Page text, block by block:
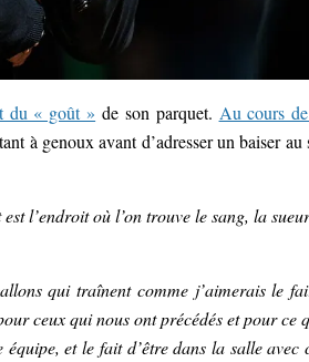
du « goût » de son parquet. Au cours
à genoux avant d’adresser un baiser au
l’endroit où l’on trouve le sang, la
qui traînent comme j’aimerais le
ceux qui nous ont précédés et pour ce
et le fait d’être dans la salle avec